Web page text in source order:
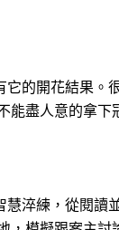
的開花結果。
能盡人意的拿下
淬練，從閱讀